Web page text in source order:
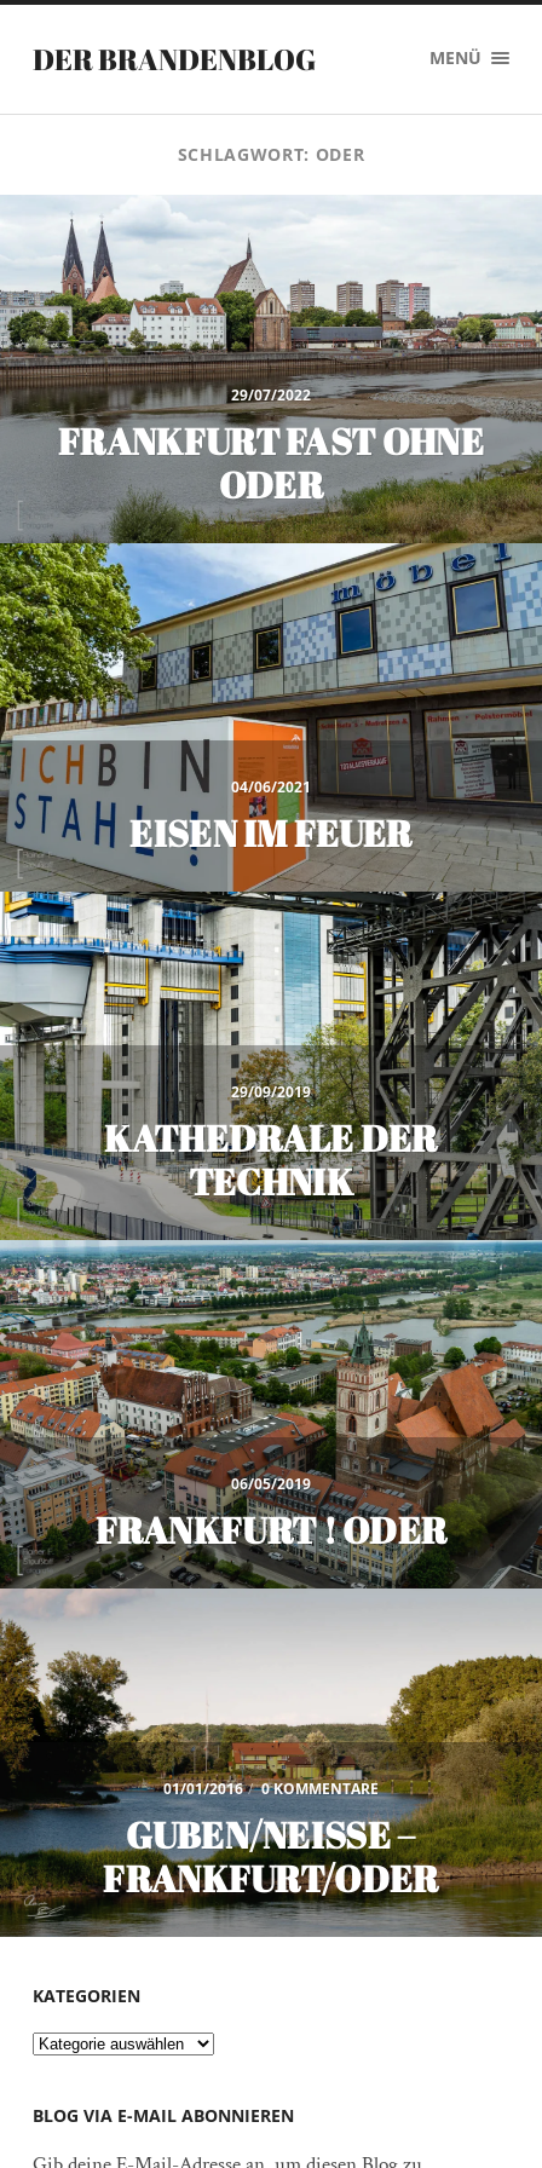
DER BRANDENBLOG MENÜ
SCHLAGWORT: ODER
29/07/2022
FRANKFURT FAST OHNE
ODER
04/06/2021
EISEN IM FEUER
29/09/2019
KATHEDRALE DER
TECHNIK
06/05/2019
FRANKFURT ! ODER
01/01/2016 / 0 KOMMENTARE
GUBEN/NEISSE –
FRANKFURT/ODER
KATEGORIEN
Kategorien
BLOG VIA E-MAIL ABONNIEREN